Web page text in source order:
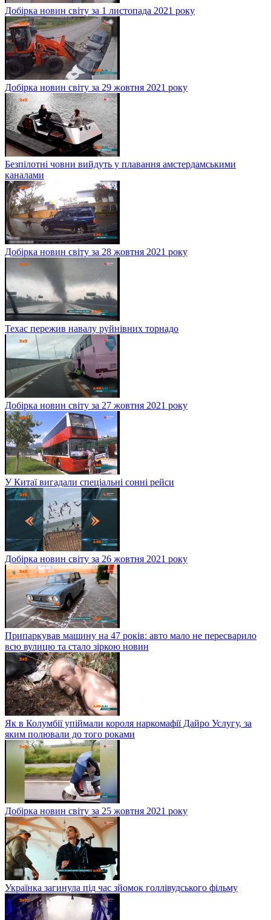
Добірка новин світу за 1 листопада 2021 року
Добірка новин світу за 29 жовтня 2021 року
Безпілотні човни вийдуть у плавання амстердамськими
каналами
Добірка новин світу за 28 жовтня 2021 року
Техас пережив навалу руйнівних торнадо
Добірка новин світу за 27 жовтня 2021 року
У Китаї вигадали спеціальні сонні рейси
Добірка новин світу за 26 жовтня 2021 року
Припаркував машину на 47 років: авто мало не пересварило
всю вулицю та стало зіркою новин
Як в Колумбії упіймали короля наркомафії Дайро Услугу, за
яким полювали до того роками
Добірка новин світу за 25 жовтня 2021 року
Українка загинула під час зйомок голлівудського фільму